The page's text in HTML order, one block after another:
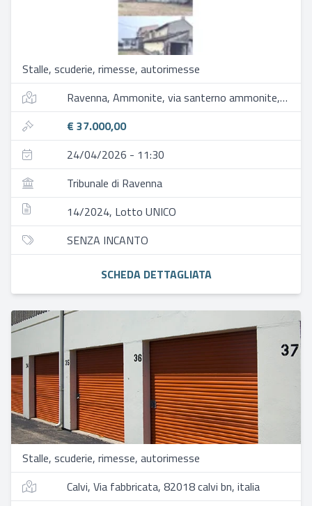
Stalle, scuderie, rimesse, autorimesse
Ravenna, Ammonite, via santerno ammonite, 135
€ 37.000,00
24/04/2026 - 11:30
Tribunale di Ravenna
14/2024, Lotto UNICO
SENZA INCANTO
SCHEDA DETTAGLIATA
Stalle, scuderie, rimesse, autorimesse
Calvi, Via fabbricata, 82018 calvi bn, italia